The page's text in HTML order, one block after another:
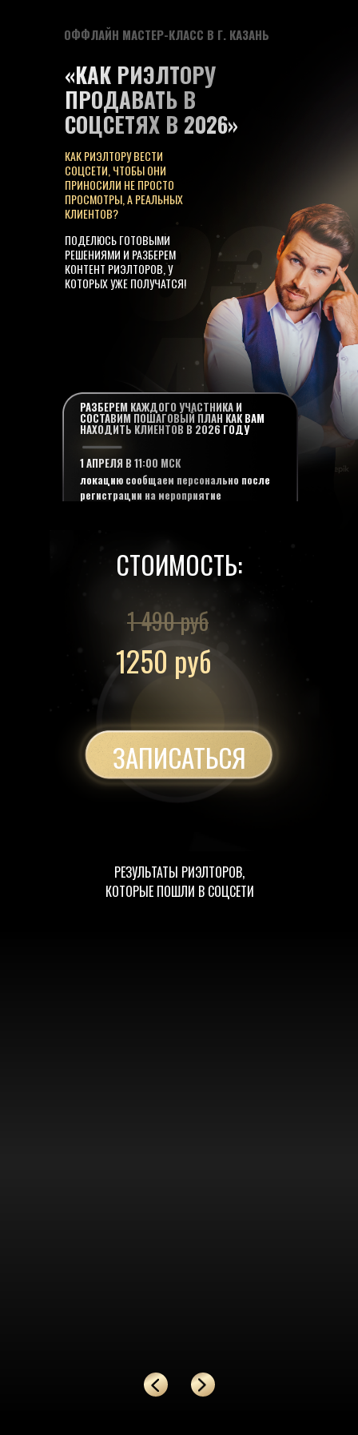
«КАК РИЭЛТОРУ
ПРОДАВАТЬ В
СОЦСЕТЯХ В 2026»
РАЗБЕРЕМ КАЖДОГО УЧАСТНИКА И
СОСТАВИМ ПОШАГОВЫЙ ПЛАН КАК ВАМ
НАХОДИТЬ КЛИЕНТОВ В 2026 ГОДУ
1 АПРЕЛЯ В 11:00 МСК
локацию сообщаем персонально после
регистрации на мероприятие
КАК РИЭЛТОРУ ВЕСТИ
СОЦСЕТИ, ЧТОБЫ ОНИ
ПРИНОСИЛИ НЕ ПРОСТО
ПРОСМОТРЫ, А РЕАЛЬНЫХ
КЛИЕНТОВ?
ПОДЕЛЮСЬ ГОТОВЫМИ
РЕШЕНИЯМИ И РАЗБЕРЕМ
КОНТЕНТ РИЭЛТОРОВ, У
КОТОРЫХ УЖЕ ПОЛУЧАТСЯ!
ОФФЛАЙН МАСТЕР-КЛАСС В Г. КАЗАНЬ
СТОИМОСТЬ:
ЗАПИСАТЬСЯ
1 490 руб
1250 руб
РЕЗУЛЬТАТЫ РИЭЛТОРОВ,
КОТОРЫЕ ПОШЛИ В СОЦСЕТИ